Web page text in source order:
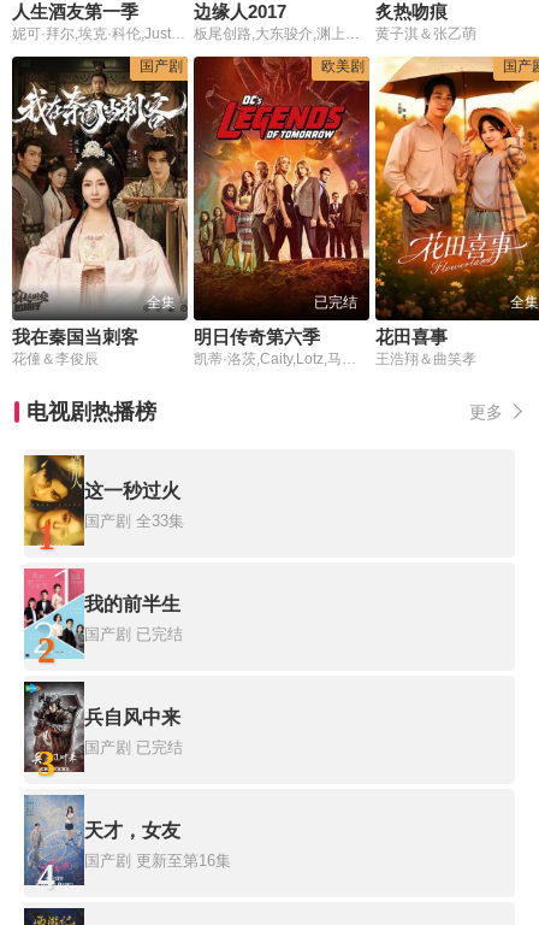
人生酒友第一季
妮可·拜尔,埃克·科伦,Justin Cunningham
边缘人2017
板尾创路,大东骏介,渊上泰史,森田甘路,东干久,村松利史,笕美和子,佐津川爱美,岸明日香,小仓优香,板野友美,山野仁
炙热吻痕
黄子淇＆张乙萌
国产剧
全集
我在秦国当刺客
花僮＆李俊辰
欧美剧
已完结
明日传奇第六季
凯蒂·洛茨,Caity,Lotz,马特·瑞安,多米尼克·珀塞尔,杰斯·麦卡兰,尼克·扎诺,塔拉·阿什,雷蒙娜·杨,米娜桑德沃,尼克·毕肖普,奥利维亚·斯旺,艾米·彭伯顿
国产
全集
花田喜事
王浩翔＆曲笑孝
电视剧热播榜 更多
1
这一秒过火
国产剧 全33集
2
我的前半生
国产剧 已完结
3
兵自风中来
国产剧 已完结
4
天才，女友
国产剧 更新至第16集